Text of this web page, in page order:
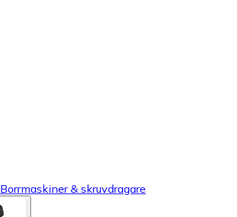
Borrmaskiner & skruvdragare